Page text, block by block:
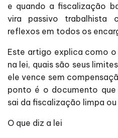
e quando a fiscalização
vira passivo trabalhista
reflexos em todos os
Este artigo explica como
na lei, quais são seus
ele vence sem
ponto é o documento que
sai da fiscalização limpa
O que diz a lei